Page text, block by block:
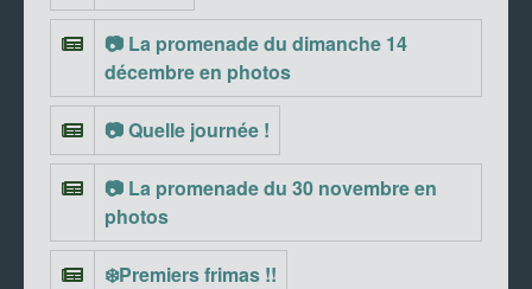
📷 La promenade du dimanche 14
décembre en photos
📷 Quelle journée !
📷 La promenade du 30 novembre en
photos
❄️Premiers frimas !!